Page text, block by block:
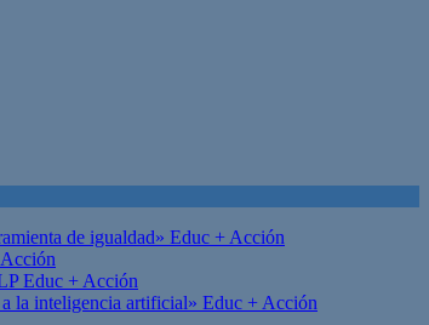
de igualdad» Educ + Acción
Educ + Acción
la inteligencia artificial» Educ + Acción